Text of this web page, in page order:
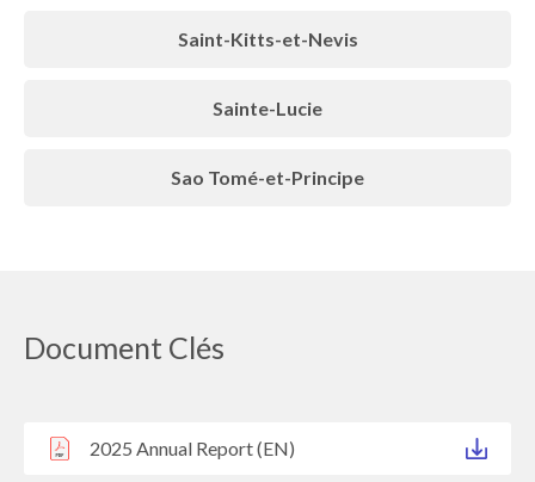
Saint-Kitts-et-Nevis
Sainte-Lucie
Sao Tomé-et-Principe
Document Clés
2025 Annual Report (EN)